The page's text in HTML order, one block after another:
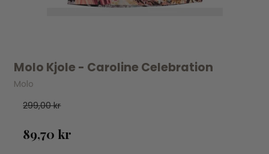
Molo Kjole - Caroline Celebration
Molo
299,00 kr
89,70 kr